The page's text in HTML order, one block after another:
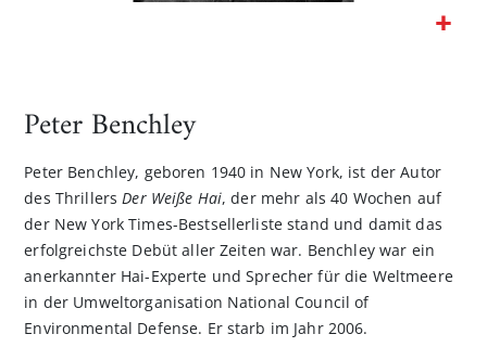
Bildgalerie
Peter Benchley
Peter Benchley, geboren 1940 in New York, ist der Autor
des Thrillers Der Weiße Hai, der mehr als 40 Wochen auf
der New York Times-Bestsellerliste stand und damit das
erfolgreichste Debüt aller Zeiten war. Benchley war ein
anerkannter Hai-Experte und Sprecher für die Weltmeere
in der Umweltorganisation National Council of
Environmental Defense. Er starb im Jahr 2006.